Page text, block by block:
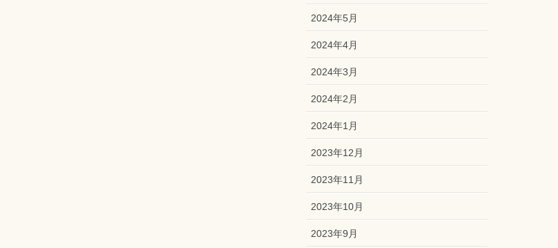
2024年5月
2024年4月
2024年3月
2024年2月
2024年1月
2023年12月
2023年11月
2023年10月
2023年9月